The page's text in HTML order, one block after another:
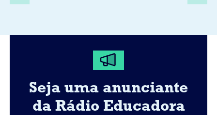
Seja uma anunciante
da Rádio Educadora